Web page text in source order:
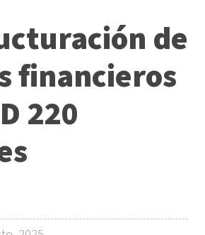
de
financieros
220